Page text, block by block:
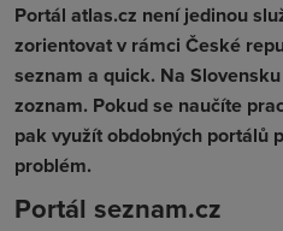
Portál atlas.cz není jedinou
zorientovat v rámci České
seznam a quick. Na
zoznam. Pokud se naučíte
pak využít obdobných portálů
problém.
Portál seznam.cz